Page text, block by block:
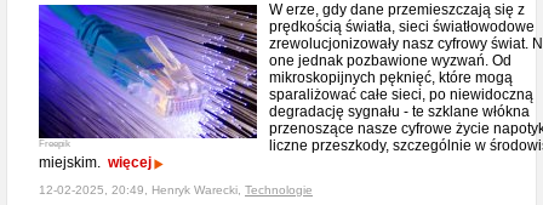
Freepik
W erze, gdy dane przemieszczają się z
prędkością światła, sieci światłowodowe
zrewolucjonizowały nasz cyfrowy świat.
one jednak pozbawione wyzwań. Od
mikroskopijnych pęknięć, które mogą
sparaliżować całe sieci, po niewidoczną
degradację sygnału - te szklane włókna
przenoszące nasze cyfrowe życie
liczne przeszkody, szczególnie w
miejskim. więcej
12-02-2025, 20:49, Henryk Warecki, Technologie